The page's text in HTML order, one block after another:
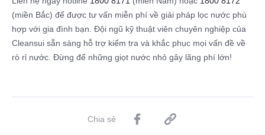
(miền Bắc) để được tư vấn miễn phí về giải pháp lọc nước phù
hợp với gia đình bạn. Đội ngũ kỹ thuật viên chuyên nghiệp của
Cleansui sẵn sàng hỗ trợ kiểm tra và khắc phục mọi vấn đề về
rò rỉ nước. Đừng để những giọt nước nhỏ gây lãng phí lớn!
Chia sẻ